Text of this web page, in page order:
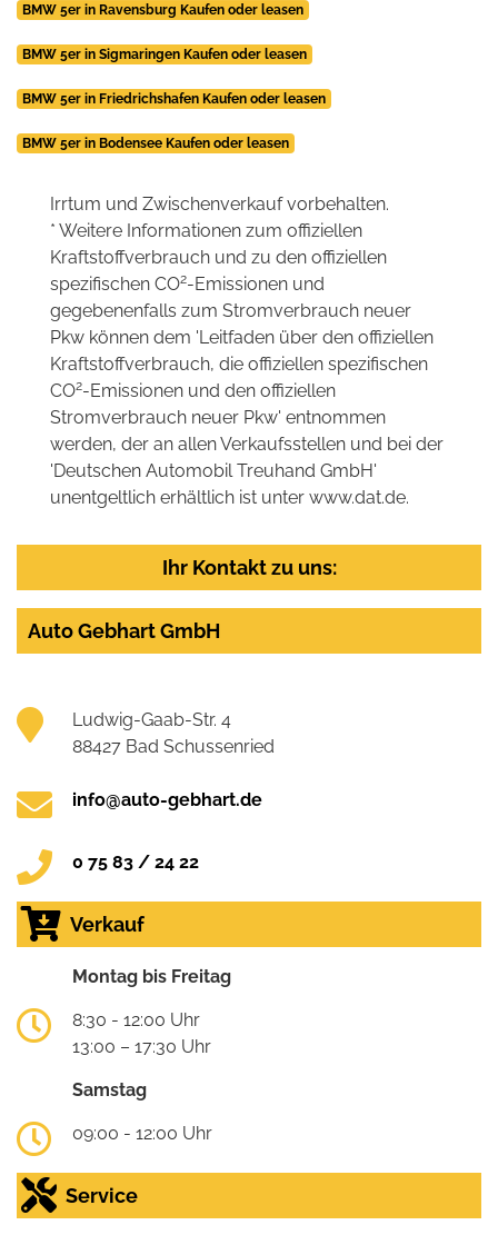
BMW 5er in Ravensburg Kaufen oder leasen
BMW 5er in Sigmaringen Kaufen oder leasen
BMW 5er in Friedrichshafen Kaufen oder leasen
BMW 5er in Bodensee Kaufen oder leasen
Irrtum und Zwischenverkauf vorbehalten.
* Weitere Informationen zum offiziellen
Kraftstoffverbrauch und zu den offiziellen
spezifischen CO2-Emissionen und
gegebenenfalls zum Stromverbrauch neuer
Pkw können dem 'Leitfaden über den offiziellen
Kraftstoffverbrauch, die offiziellen spezifischen
CO2-Emissionen und den offiziellen
Stromverbrauch neuer Pkw' entnommen
werden, der an allen Verkaufsstellen und bei der
'Deutschen Automobil Treuhand GmbH'
unentgeltlich erhältlich ist unter www.dat.de.
Ihr Kontakt zu uns:
Auto Gebhart GmbH
Ludwig-Gaab-Str. 4
88427 Bad Schussenried
info@auto-gebhart.de
0 75 83 / 24 22
Verkauf
Montag bis Freitag
8:30 - 12:00 Uhr
13:00 – 17:30 Uhr
Samstag
09:00 - 12:00 Uhr
Service